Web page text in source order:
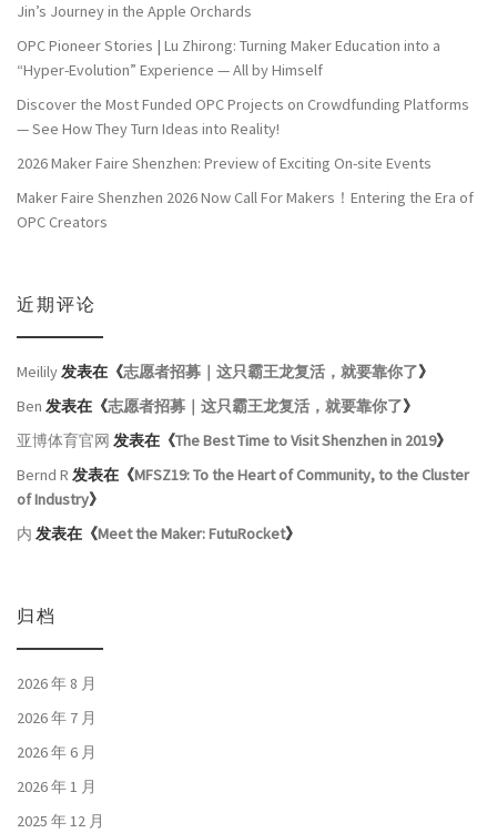
Jin’s Journey in the Apple Orchards
OPC Pioneer Stories | Lu Zhirong: Turning Maker Education into a
“Hyper-Evolution” Experience — All by Himself
Discover the Most Funded OPC Projects on Crowdfunding Platforms
— See How They Turn Ideas into Reality!
2026 Maker Faire Shenzhen: Preview of Exciting On-site Events
Maker Faire Shenzhen 2026 Now Call For Makers！Entering the Era of
OPC Creators
近期评论
Meilily发表在《志愿者招募｜这只霸王龙复活，就要靠你了》
Ben 发表在《志愿者招募｜这只霸王龙复活，就要靠你了》
亚博体育官网 发表在《The Best Time to Visit Shenzhen in 2019》
Bernd R 发表在《MFSZ19: To the Heart of Community, to the Cluster
of Industry》
内 发表在《Meet the Maker: FutuRocket》
归档
2026 年 8 月
2026 年 7 月
2026 年 6 月
2026 年 1 月
2025 年 12 月